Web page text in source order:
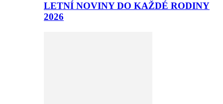
LETNÍ NOVINY DO KAŽDÉ RODINY
2026